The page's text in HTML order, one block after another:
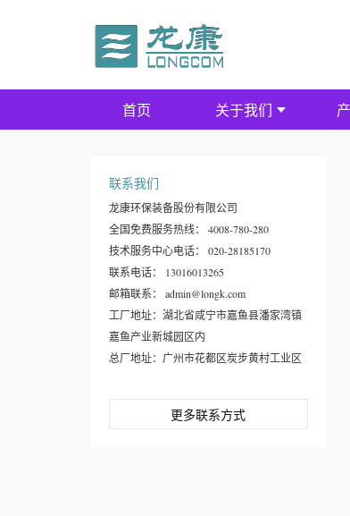
首页 关于我们
联系我们
龙康环保装备股份有限公司
全国免费服务热线： 4008-780-280
技术服务中心电话： 020-28185170
联系电话： 13016013265
邮箱联系： admin@longk.com
工厂地址：湖北省咸宁市嘉鱼县潘家湾镇
嘉鱼产业新城园区内
总厂地址：广州市花都区炭步黄村工业区
更多联系方式